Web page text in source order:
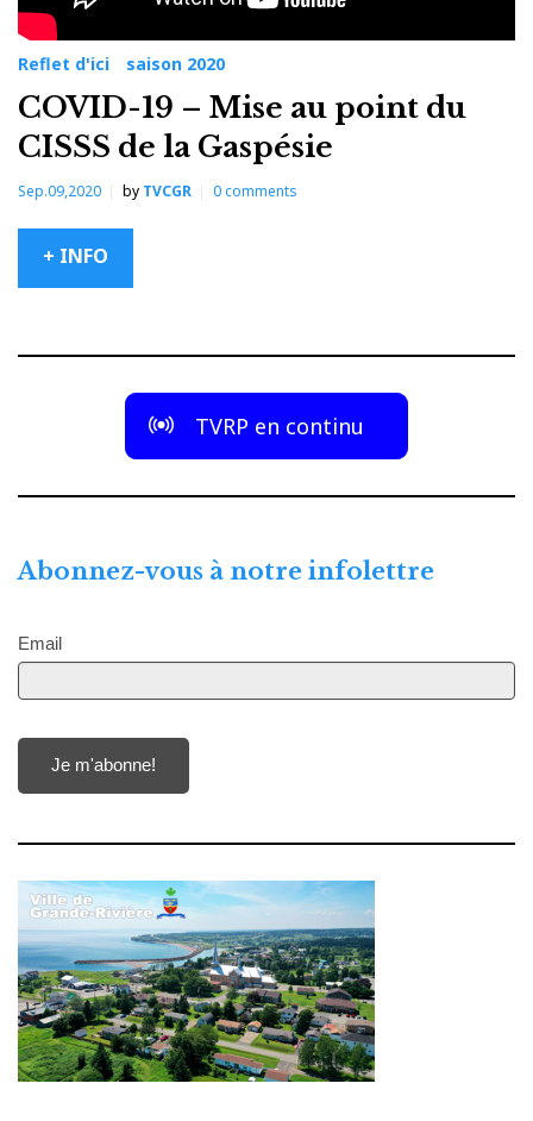
Reflet d'ici saison 2020
COVID-19 – Mise au point du
CISSS de la Gaspésie
Sep.09,2020 by TVCGR 0comments
+ INFO
TVRP en continu
Abonnez-vous à notre infolettre
Email
Je m'abonne!